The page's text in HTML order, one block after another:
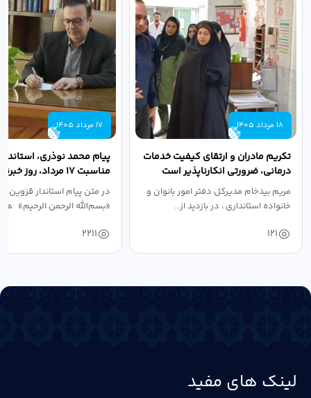
18 مرداد 1405
تکریم مادران و ارتقای کیفیت خدمات
درمانی، ضرورتی انکارناپذیر است
مریم بیدخام مدیرکل دفتر امور بانوان و
خانواده استانداری ، در بازدید از...
121
17 مرداد 1405
پیام محمد نوذری،
مناسبت ۱۷ مرداد، روز خبرنگار
در متن پیام استاندار قزوین
«بسم‌الله الرحمن الرحیم»
2211
لینک های مفید